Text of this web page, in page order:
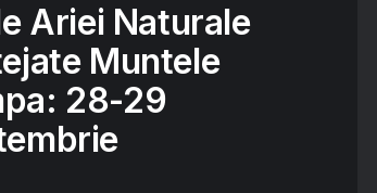
Ariei Naturale
Muntele
28-29